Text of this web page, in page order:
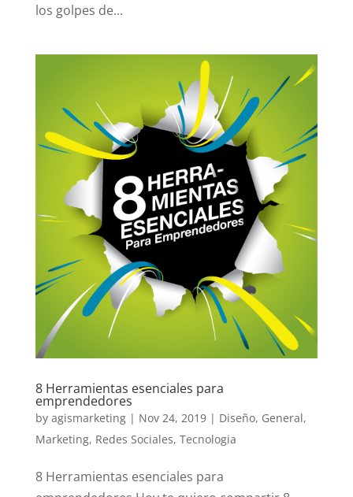
los golpes de...
8 Herramientas esenciales para
emprendedores
by agismarketing| Nov 24, 2019| Diseño, General,
Marketing, Redes Sociales, Tecnologia
8 Herramientas esenciales para